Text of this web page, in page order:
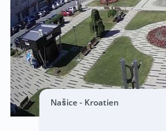
Našice - Kroatien